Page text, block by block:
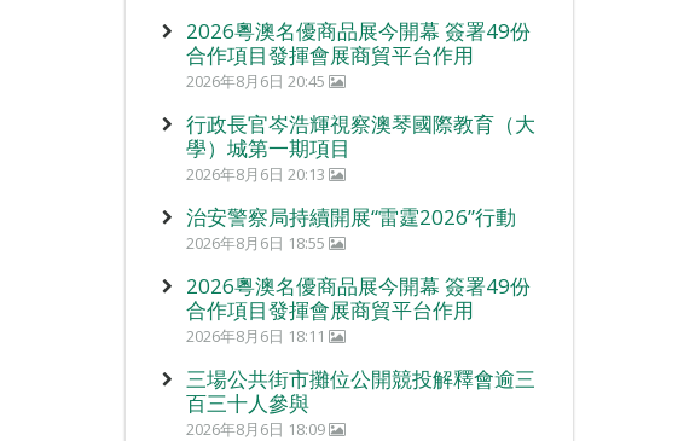
2026粵澳名優商品展今開幕 簽署49份
合作項目發揮會展商貿平台作用
2026年8月6日 20:45
行政長官岑浩輝視察澳琴國際教育（大
學）城第一期項目
2026年8月6日 20:13
治安警察局持續開展“雷霆2026”行動
2026年8月6日 18:55
2026粵澳名優商品展今開幕 簽署49份
合作項目發揮會展商貿平台作用
2026年8月6日 18:11
三場公共街市攤位公開競投解釋會逾三
百三十人參與
2026年8月6日 18:09